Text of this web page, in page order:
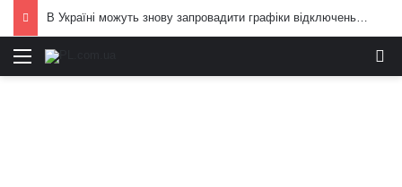
В Україні можуть знову запровадити графіки відключень електроенергії: що вже відомо
Меню